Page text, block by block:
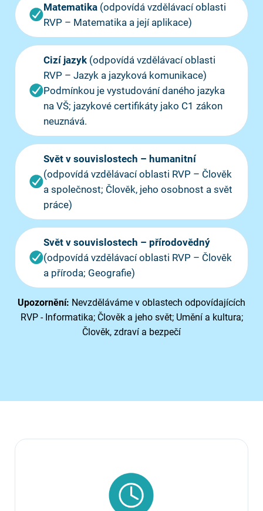
Matematika (odpovídá vzdělávací oblasti
RVP – Matematika a její aplikace)
Cizí jazyk (odpovídá vzdělávací oblasti
RVP – Jazyk a jazyková komunikace)
Podmínkou je vystudování daného jazyka
na VŠ; jazykové certifikáty jako C1 zákon
neuznává.
Svět v souvislostech – humanitní
(odpovídá vzdělávací oblasti RVP – Člověk
a společnost; Člověk, jeho osobnost a svět
práce)
Svět v souvislostech – přírodovědný
(odpovídá vzdělávací oblasti RVP – Člověk
a příroda; Geografie)
Upozornění: Nevzděláváme v oblastech odpovídajících
RVP - Informatika; Člověk a jeho svět; Umění a kultura;
Člověk, zdraví a bezpečí